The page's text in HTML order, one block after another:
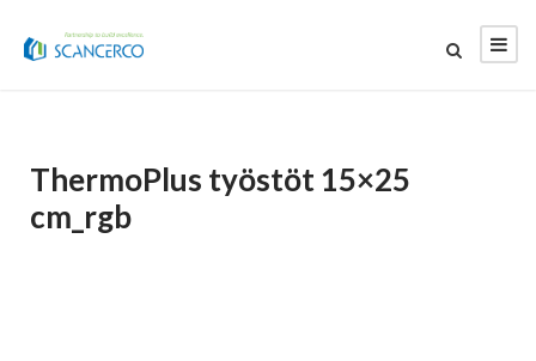
ThermoPlus työstöt 15×25
cm_rgb